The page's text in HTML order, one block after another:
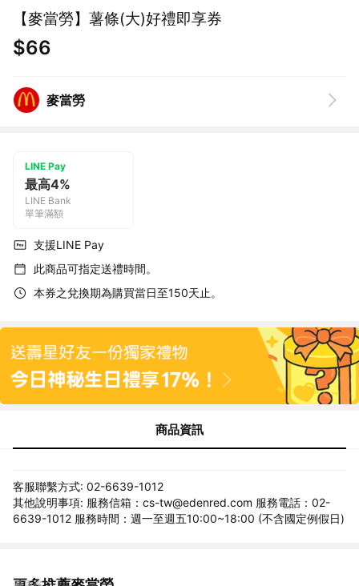
【麥當勞】薯條(大)好禮即享券
$66
麥當勞
LINE Pay
最高4%
LINE Bank
單筆滿額
支援LINE Pay
此商品可指定送禮時間。
本券之兌換期為購買當日至150天止。
商品資訊
客服聯繫方式: 02-6639-1012
其他說明事項: 服務信箱：cs-tw@edenred.com 服務電話：02-
6639-1012 服務時間：週一至週五10:00~18:00 (不含國定例假日)